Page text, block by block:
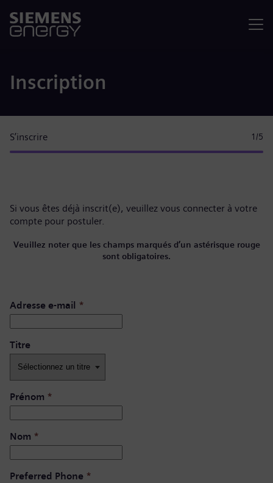
Inscription
S’inscrire 1 /5
Si vous êtes déjà inscrit(e), veuillez vous connecter à votre
compte pour postuler.
Veuillez noter que les champs marqués d’un astérisque rouge
sont obligatoires.
Adresse e-mail *
Titre
Prénom *
Nom *
Preferred Phone *